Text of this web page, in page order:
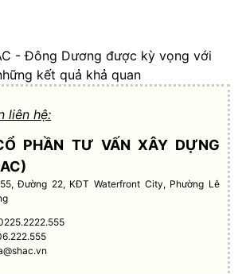
- Đông Dương được kỳ vọng với
kết quả khả quan
liên hệ:
PHẦN TƯ VẤN XÂY DỰNG
Đường 22, KĐT Waterfront City, Phường Lê